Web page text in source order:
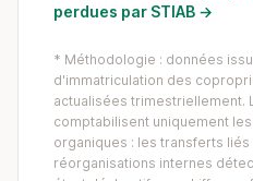
perdues par STIAB →
* Méthodologie : données
d'immatriculation des
actualisées trimestriellement.
comptabilisent uniquement
organiques : les transferts
réorganisations internes